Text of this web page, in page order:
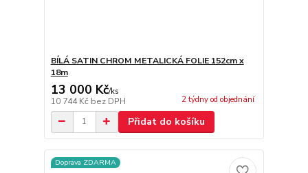
BÍLÁ SATIN CHROM METALICKÁ FOLIE 152cm x
18m
13 000 Kč/ks
10 744 Kč bez DPH 2 týdny od objednání
Přidat do košíku
Doprava ZDARMA